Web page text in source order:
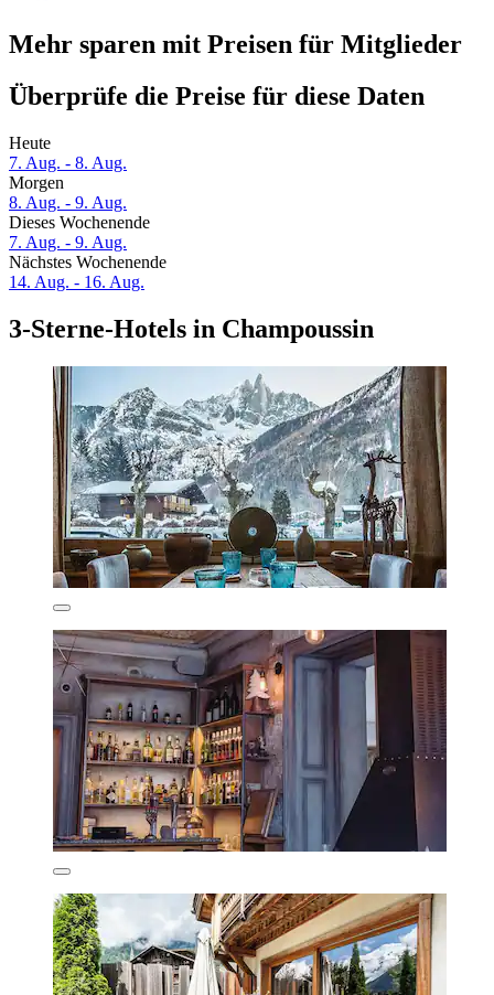
Mehr sparen mit Preisen für Mitglieder
Überprüfe die Preise für diese Daten
Heute
7. Aug. - 8. Aug.
Morgen
8. Aug. - 9. Aug.
Dieses Wochenende
7. Aug. - 9. Aug.
Nächstes Wochenende
14. Aug. - 16. Aug.
3-Sterne-Hotels in Champoussin